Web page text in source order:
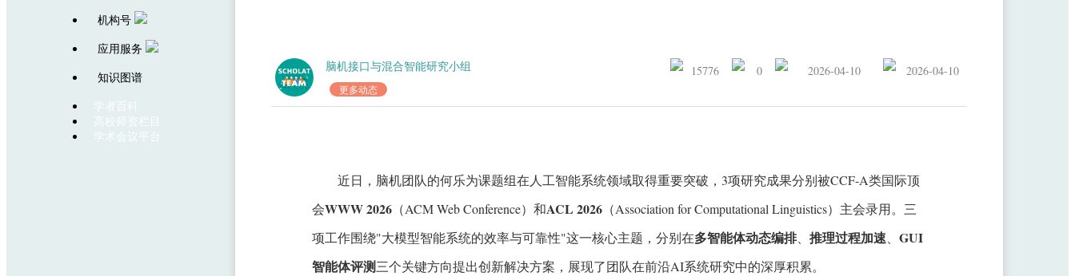
机构号
应用服务
知识图谱
学者百科
高校师资栏目
学术会议平台
脑机接口与混合智能研究小组
更多动态
15776 0 2026-04-10 2026-04-10
近日，脑机团队的何乐为课题组在人工智能系统领域取得重要突破，3项研究成果分别被CCF-A类国际顶
会WWW 2026（ACM Web Conference）和ACL 2026（Association for Computational Linguistics）主会录用。三
项工作围绕"大模型智能系统的效率与可靠性"这一核心主题，分别在多智能体动态编排、 推理过程加速
GUI
智能体评测三个关键方向提出创新解决方案，展现了团队在前沿AI系统研究中的深厚积累。